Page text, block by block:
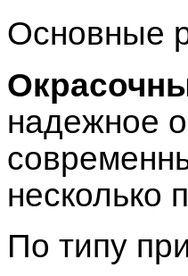
Основные
надежное
несколько
По типу